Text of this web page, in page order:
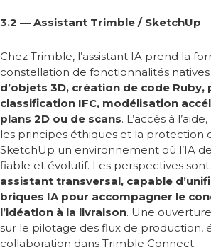
3.2 — Assistant Trimble / SketchUp
Chez Trimble, l’assistant IA prend la
constellation de fonctionnalités natives
d’objets 3D, création de code
classification IFC, modélisation
plans 2D ou de scans. L’accès à
les principes éthiques et la protection
SketchUp un environnement où l’IA
fiable et évolutif. Les perspectives
assistant transversal, capable
briques IA pour accompagner le
l’idéation à la livraison. Une
sur le pilotage des flux de production,
collaboration dans Trimble Connect.